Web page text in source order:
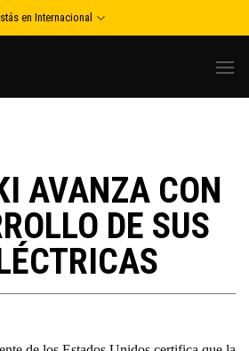
en Internacional
AVANZA CON
DE SUS